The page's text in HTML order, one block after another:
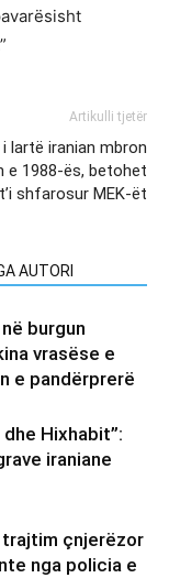
Artikulli tjetër
lartë iranian mbron
e 1988-ës, betohet
shfarosur MEK-ët
AUTORI
burgun
vrasëse e
e pandërprerë
Hixhabit”:
iraniane
trajtim çnjerëzor
nga policia e